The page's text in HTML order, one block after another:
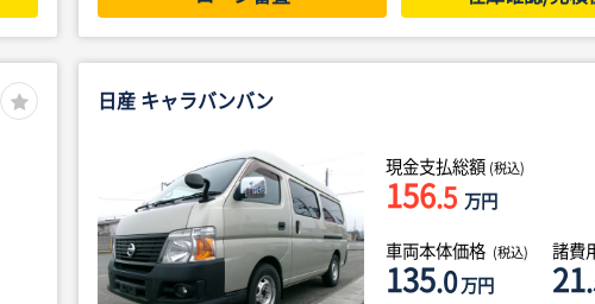
日産 キャラバンバン
現金支払総額 (税込)
156.5 万円
車両本体価格 (税込)
135.0万円
諸費
21